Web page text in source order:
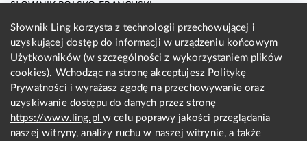
SŁOWNIK POLSKO-FRANCUSKI
SŁOWNIK POLSKO-HISZPAŃSKI
SŁOWNIK POLSKO-NIEMIECKI
SŁOWNIK POLSKO-ROSYJSKI
SŁOWNIK ANGIELSKO-POLSKI
SŁOWNIK FRANCUSKO-POLSKI
SŁOWNIK WŁOSKO-POLSKI
SŁOWNIK HISZPAŃSKO-POLSKI
SŁOWNIK NIEMIECKO-POLSKI
SŁOWNIK ROSYJSKO-POLSKI
Słownik Ling korzysta z technologii przechowującej i
uzyskującej dostęp do informacji w urządzeniu końcowym
Użytkowników (w szczególności z wykorzystaniem plików
cookies). Wchodząc na stronę akceptujesz Politykę
Prywatności i wyrażasz zgodę na przechowywanie oraz
uzyskiwanie dostępu do danych przez stronę
https://www.ling.plw celu poprawy jakości przeglądania
naszej witryny, analizy ruchu w naszej witrynie, a także